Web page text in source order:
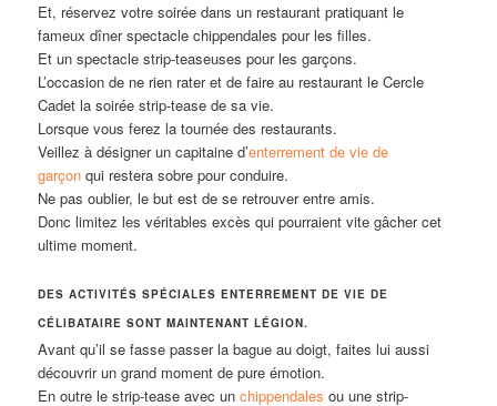
Et, réservez votre soirée dans un restaurant pratiquant le
fameux dîner spectacle chippendales pour les filles.
Et un spectacle strip-teaseuses pour les garçons.
L’occasion de ne rien rater et de faire au restaurant le Cercle
Cadet la soirée strip-tease de sa vie.
Lorsque vous ferez la tournée des restaurants.
Veillez à désigner un capitaine d’enterrement de vie de
garçon qui restera sobre pour conduire.
Ne pas oublier, le but est de se retrouver entre amis.
Donc limitez les véritables excès qui pourraient vite gâcher cet
ultime moment.
DES ACTIVITÉS SPÉCIALES ENTERREMENT DE VIE DE
CÉLIBATAIRE SONT MAINTENANT LÉGION.
Avant qu’il se fasse passer la bague au doigt, faites lui aussi
découvrir un grand moment de pure émotion.
En outre le strip-tease avec unchippendales ou une strip-